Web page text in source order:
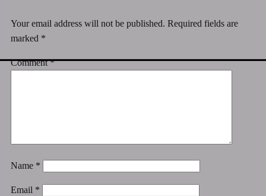
Your email address will not be published. Required fields are
marked *
Comment*
Name *
Email *